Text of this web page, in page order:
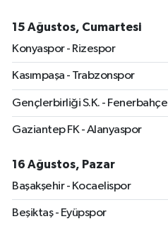
15 Ağustos, Cumartesi
Konyaspor - Rizespor
Kasımpaşa - Trabzonspor
Gençlerbirliği S.K. - Fenerbahçe
Gaziantep FK - Alanyaspor
16 Ağustos, Pazar
Başakşehir - Kocaelispor
Beşiktaş - Eyüpspor